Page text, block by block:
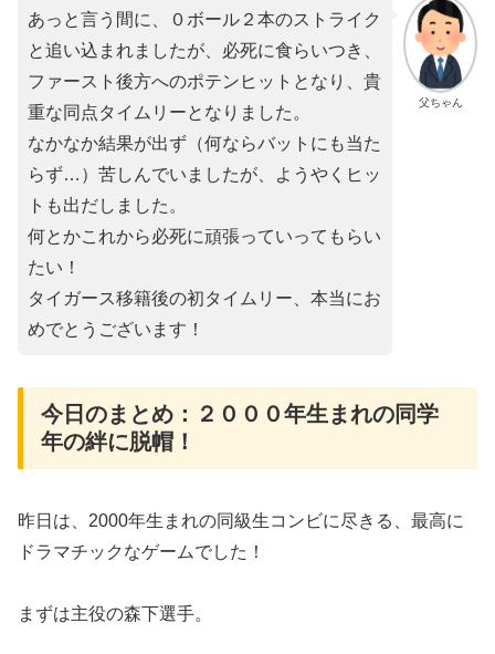
父ちゃん
あっと言う間に、０ボール２本のストライク
と追い込まれましたが、必死に食らいつき、
ファースト後方へのポテンヒットとなり、貴
重な同点タイムリーとなりました。
なかなか結果が出ず（何ならバットにも当た
らず…）苦しんでいましたが、ようやくヒッ
トも出だしました。
何とかこれから必死に頑張っていってもらい
たい！
タイガース移籍後の初タイムリー、本当にお
めでとうございます！
今日のまとめ：２０００年生まれの同学
年の絆に脱帽！
昨日は、2000年生まれの同級生コンビに尽きる、最高に
ドラマチックなゲームでした！
​まずは主役の森下選手。